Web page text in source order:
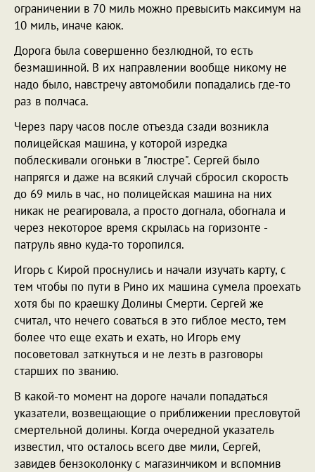
ограничении в 70 миль можно превысить максимум на
10 миль, иначе каюк.
Дорога была совершенно безлюдной, то есть
безмашинной. В их направлении вообще никому не
надо было, навстречу автомобили попадались где-то
раз в полчаса.
Через пару часов после отъезда сзади возникла
полицейская машина, у которой изредка
поблескивали огоньки в "люстре". Сергей было
напрягся и даже на всякий случай сбросил скорость
до 69 миль в час, но полицейская машина на них
никак не реагировала, а просто догнала, обогнала и
через некоторое время скрылась на горизонте -
патруль явно куда-то торопился.
Игорь с Кирой проснулись и начали изучать карту, с
тем чтобы по пути в Рино их машина сумела проехать
хотя бы по краешку Долины Смерти. Сергей же
считал, что нечего соваться в это гиблое место, тем
более что еще ехать и ехать, но Игорь ему
посоветовал заткнуться и не лезть в разговоры
старших по званию.
В какой-то момент на дороге начали попадаться
указатели, возвещающие о приближении пресловутой
смертельной долины. Когда очередной указатель
известил, что осталось всего две мили, Сергей,
завидев бензоколонку с магазинчиком и вспомнив